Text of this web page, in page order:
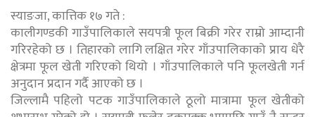
स्याङजा, कात्तिक १७ गते :
कालीगण्डकी गाउँपालिकाले सयपत्री फूल बिक्री गरेर राम्रो आम्दानी
गरिरहेको छ । तिहारको लागि लक्षित गरेर गाँउपालिकाको प्राय धेरै
क्षेत्रमा फूल खेती गरिएको थियो । गाँउपालिकाले पनि फूलखेती गर्न
अनुदान प्रदान गर्दै आएको छ ।
जिल्लामै पहिलो पटक गाउँपालिकाले ठूलो मात्रामा फूल खेतीको